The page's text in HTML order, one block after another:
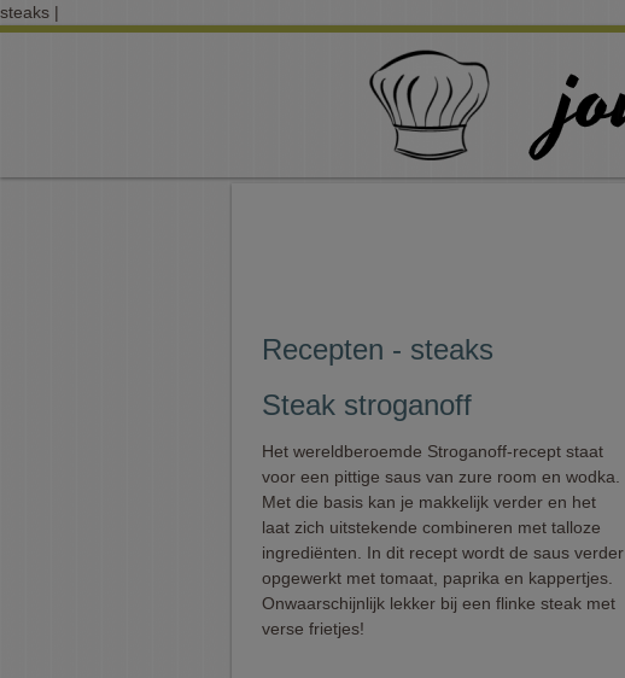
steaks |
Recepten - steaks
Steak stroganoff
Het wereldberoemde Stroganoff-recept staat
voor een pittige saus van zure room en wodka.
Met die basis kan je makkelijk verder en het
laat zich uitstekende combineren met talloze
ingrediënten. In dit recept wordt de saus verder
opgewerkt met tomaat, paprika en kappertjes.
Onwaarschijnlijk lekker bij een flinke steak met
verse frietjes!